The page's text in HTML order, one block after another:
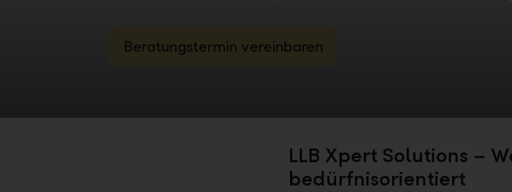
Beratungstermin vereinbaren
LLB Xpert Solutions –
bedürfnisorientiert